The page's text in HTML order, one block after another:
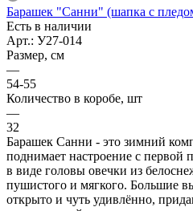
Барашек "Санни" (шапка с
Есть в наличии
Арт.: У27-014
Размер, см
—
54-55
Количество в коробе, шт
—
32
Барашек Санни - это зимний
поднимает настроение с
в виде головы овечки из
пушистого и мягкого. Большие
открыто и чуть удивлённо,